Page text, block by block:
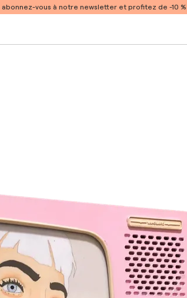
abonnez-vous à notre newsletter et profitez de -10